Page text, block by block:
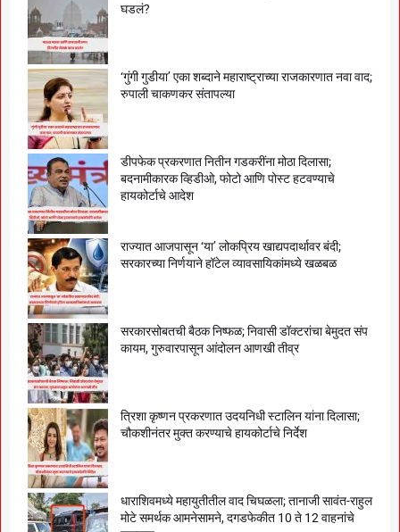
घडलं?
‘गुंगी गुडीया’ एका शब्दाने महाराष्ट्राच्या राजकारणात नवा वाद;
रुपाली चाकणकर संतापल्या
डीपफेक प्रकरणात नितीन गडकरींना मोठा दिलासा;
बदनामीकारक व्हिडीओ, फोटो आणि पोस्ट हटवण्याचे
हायकोर्टाचे आदेश
राज्यात आजपासून ‘या’ लोकप्रिय खाद्यपदार्थावर बंदी;
सरकारच्या निर्णयाने हॉटेल व्यावसायिकांमध्ये खळबळ
सरकारसोबतची बैठक निष्फळ; निवासी डॉक्टरांचा बेमुदत संप
कायम, गुरुवारपासून आंदोलन आणखी तीव्र
त्रिशा कृष्णन प्रकरणात उदयनिधी स्टालिन यांना दिलासा;
चौकशीनंतर मुक्त करण्याचे हायकोर्टाचे निर्देश
धाराशिवमध्ये महायुतीतील वाद चिघळला; तानाजी सावंत-राहुल
मोटे समर्थक आमनेसामने, दगडफेकीत 10 ते 12 वाहनांचे